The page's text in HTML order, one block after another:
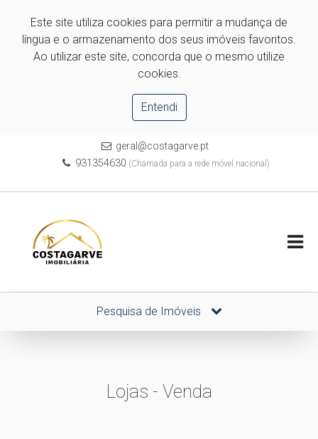
Este site utiliza cookies para permitir a mudança de
língua e o armazenamento dos seus imóveis favoritos.
Ao utilizar este site, concorda que o mesmo utilize
cookies.
Entendi
geral@costagarve.pt
931354630 (Chamada para a rede móvel nacional)
Pesquisa de Imóveis
Lojas - Venda